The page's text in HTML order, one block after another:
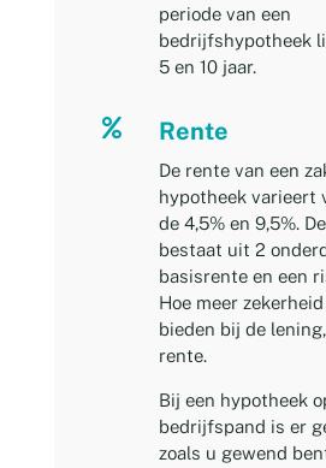
periode van een
bedrijfshypotheek
5 en 10 jaar.
 Rente
De rente van een
hypotheek varieert
de 4,5% en 9,5%.
bestaat uit 2
basisrente en een
Hoe meer
bieden bij de
rente.
Bij een hypotheek
bedrijfspand is er
zoals u gewend